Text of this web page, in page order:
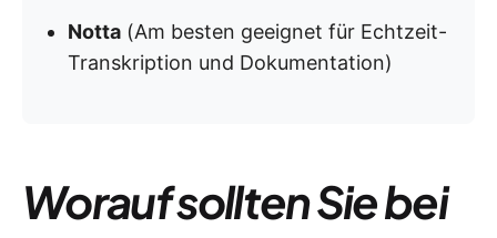
Notta (Am besten geeignet für Echtzeit-
Transkription und Dokumentation)
Worauf sollten Sie bei